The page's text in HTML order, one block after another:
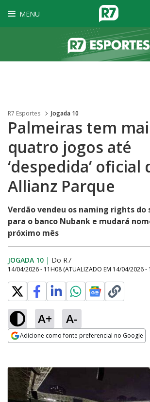
MENU
R7 Esportes Jogada 10
Palmeiras tem
quatro jogos até
‘despedida’ oficial
Allianz Parque
Verdão vendeu os naming rights do
para o banco Nubank e mudará
próximo mês
JOGADA 10 | Do R7
14/04/2026 - 11H08 (ATUALIZADO EM 14/04/2026 -
A+ A-
Adicione como fonte preferencial no Google